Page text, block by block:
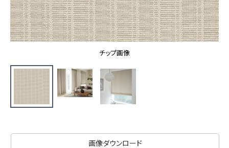
#リリカラのある暮らし
ショールーム トップ
東京ショールーム
大阪ショールーム
お客様サポート
お客様サポート トップ
画像ダウンロード
お役立ち資料
サンプル・カタログ請求／お問い合わせ（ビジネスのお客様）
非住宅案件に関するお問い合わせ
チップ画像
画像ダウンロード